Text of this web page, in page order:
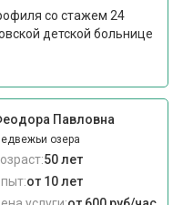
со стажем 24
детской больнице
Павловна
озера
50 лет
от 10 лет